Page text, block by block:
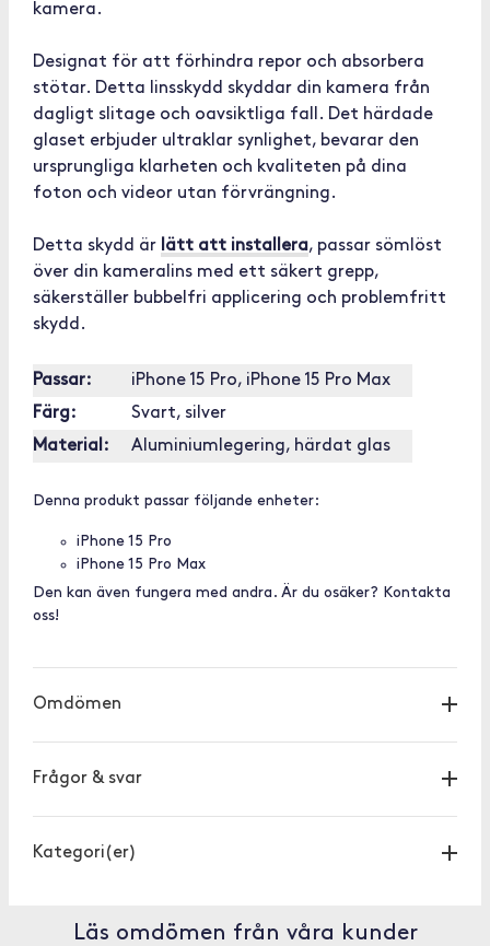
kamera.
Designat för att förhindra repor och absorbera
stötar. Detta linsskydd skyddar din kamera från
dagligt slitage och oavsiktliga fall. Det härdade
glaset erbjuder ultraklar synlighet, bevarar den
ursprungliga klarheten och kvaliteten på dina
foton och videor utan förvrängning.
Detta skydd är lätt att installera, passar sömlöst
över din kameralins med ett säkert grepp,
säkerställer bubbelfri applicering och problemfritt
skydd.
Passar:
iPhone 15 Pro, iPhone 15 Pro Max
Färg:
Svart, silver
Material:
Aluminiumlegering, härdat glas
Denna produkt passar följande enheter:
iPhone 15 Pro
iPhone 15 Pro Max
Den kan även fungera med andra. Är du osäker? Kontakta
oss!
Omdömen
Frågor & svar
Kategori(er)
Läs omdömen från våra kunder